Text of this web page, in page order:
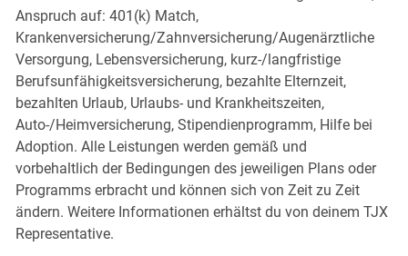
Anspruch auf: 401(k) Match,
Krankenversicherung/Zahnversicherung/Augenärztliche
Versorgung, Lebensversicherung, kurz-/langfristige
Berufsunfähigkeitsversicherung, bezahlte Elternzeit,
bezahlten Urlaub, Urlaubs- und Krankheitszeiten,
Auto-/Heimversicherung, Stipendienprogramm, Hilfe bei
Adoption. Alle Leistungen werden gemäß und
vorbehaltlich der Bedingungen des jeweiligen Plans oder
Programms erbracht und können sich von Zeit zu Zeit
ändern. Weitere Informationen erhältst du von deinem TJX
Representative.